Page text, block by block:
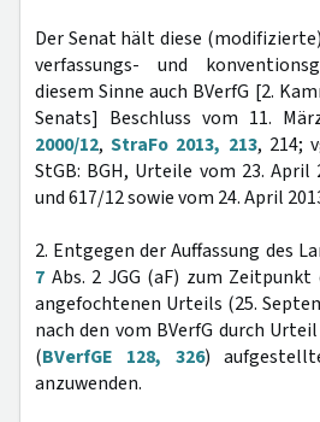
Der Senat hält diese
verfassungs- und
diesem Sinne auch BVerfG [2.
Senats] Beschluss vom 11.
2000/12,StraFo 2013, 213, 214;
StGB: BGH, Urteile vom 23. April
und 617/12 sowie vom 24. April
2. Entgegen der Auffassung des
7 Abs. 2 JGG (aF) zum Zeitpunkt
angefochtenen Urteils (25.
nach den vom BVerfG durch
(BVerfGE 128, 326)
anzuwenden.